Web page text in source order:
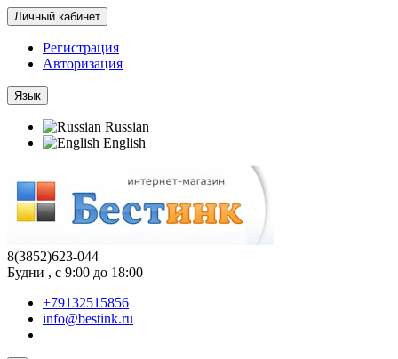
Личный кабинет
Регистрация
Авторизация
Язык
Russian
English
8(3852)623-044
Будни , с 9:00 до 18:00
+79132515856
info@bestink.ru